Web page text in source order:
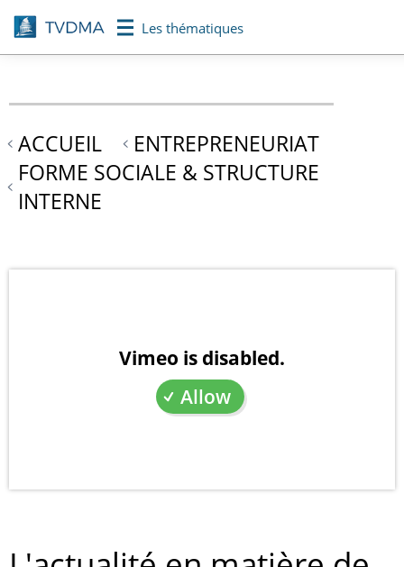
Aller
au
contenu
Les thématiques
ACCUEIL
ENTREPRENEURIAT
FORME SOCIALE & STRUCTURE
INTERNE
Vimeo is disabled.
Allow